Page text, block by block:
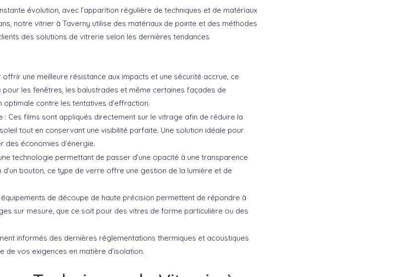
évolution, avec l’apparition régulière de techniques et de matériaux
, notre vitrier à Taverny utilise des matériaux de pointe et des méthodes
des solutions de vitrerie selon les dernières tendances
offrir une meilleure résistance aux impacts et une sécurité accrue, ce
les fenêtres, les balustrades et même certaines façades de
contre les tentatives d’effraction.
: Ces films sont appliqués directement sur le vitrage afin de réduire la
tout en conservant une visibilité parfaite. Une solution idéale pour
économies d’énergie.
technologie permettant de passer d’une opacité à une transparence
bouton, ce type de verre offre une gestion de la lumière et de
équipements de découpe de haute précision permettent de répondre à
sur mesure, que ce soit pour des vitres de forme particulière ou des
informés des dernières réglementations thermiques et acoustiques
vos exigences en matière d’isolation.